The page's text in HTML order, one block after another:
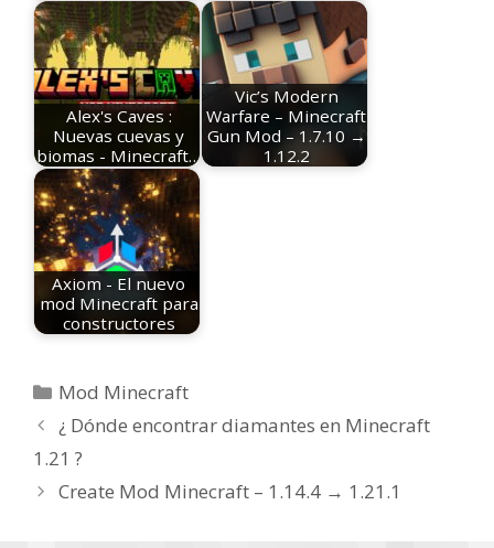
Alex's Caves :
Nuevas cuevas y
biomas - Minecraft…
Vic’s Modern
Warfare – Minecraft
Gun Mod – 1.7.10 →
1.12.2
Axiom - El nuevo
mod Minecraft para
constructores
Categorías
Mod Minecraft
¿ Dónde encontrar diamantes en Minecraft
1.21 ?
Create Mod Minecraft – 1.14.4 → 1.21.1